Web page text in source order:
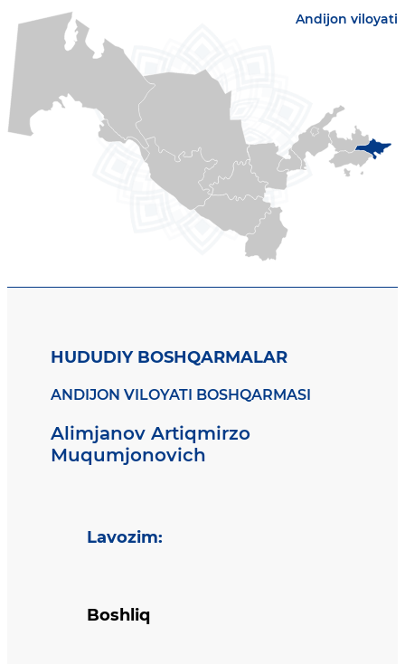
Andijon viloyati
HUDUDIY BOSHQARMALAR
ANDIJON VILOYATI BOSHQARMASI
Alimjanov Artiqmirzo
Muqumjonovich
Lavozim:
Boshliq